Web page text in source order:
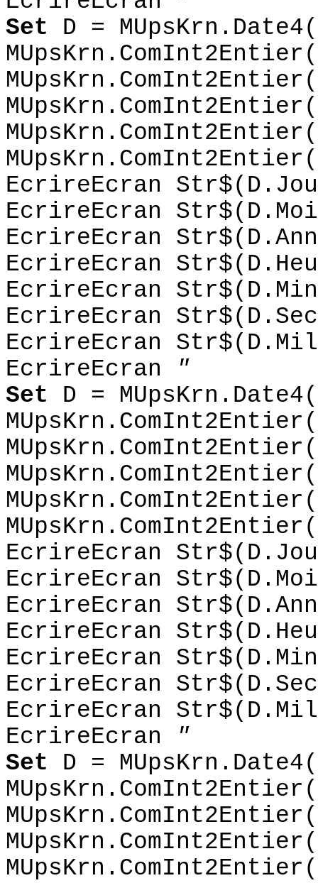
Set D =
EcrireEcran
EcrireEcran
EcrireEcran
EcrireEcran
EcrireEcran
EcrireEcran
EcrireEcran
EcrireEcran
"
Set D =
EcrireEcran
EcrireEcran
EcrireEcran
EcrireEcran
EcrireEcran
EcrireEcran
EcrireEcran
EcrireEcran
"
Set D =